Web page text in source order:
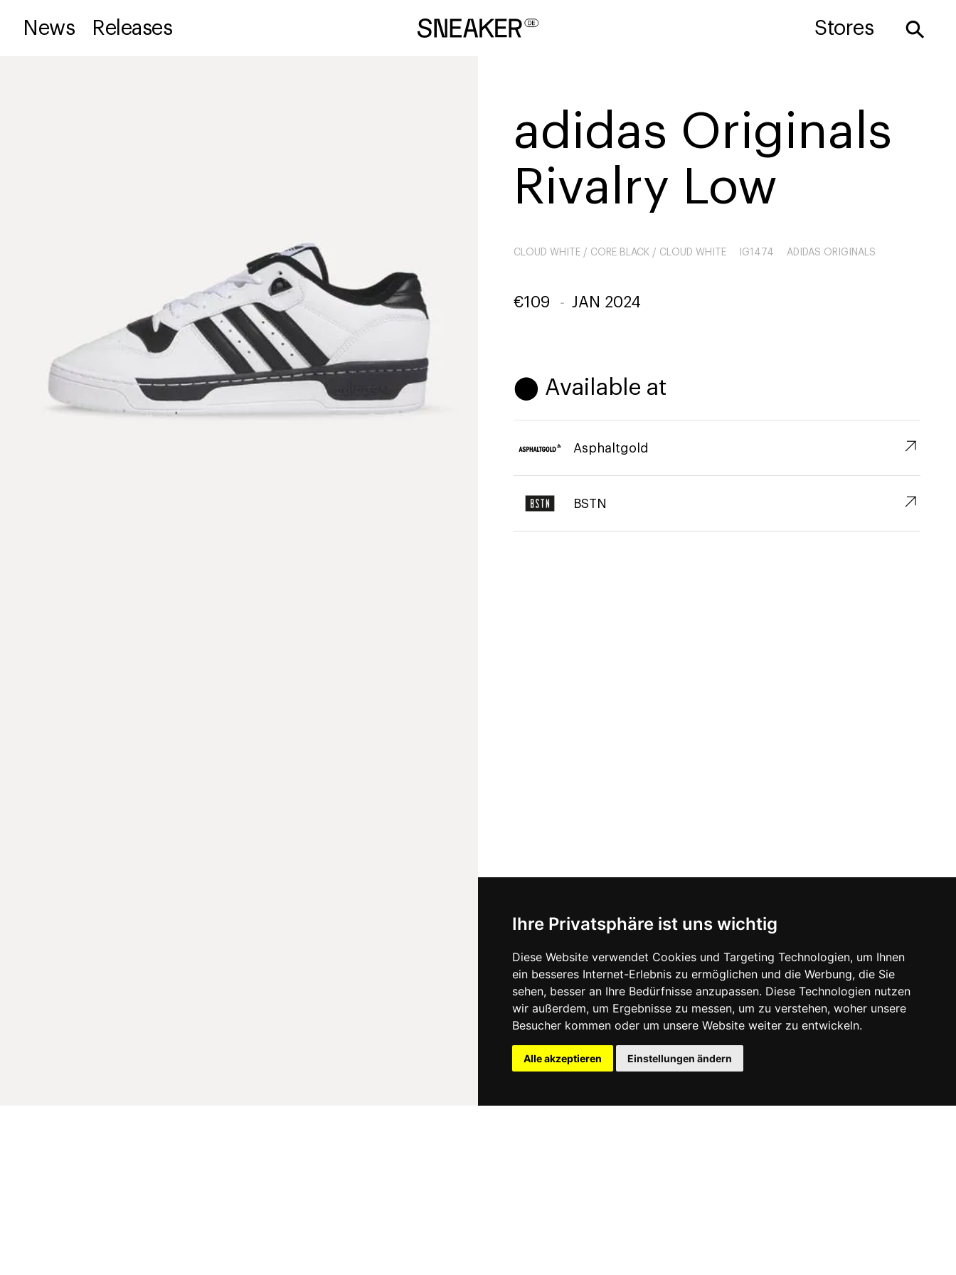
Ihre Privatsphäre ist uns wichtig
Diese Website verwendet Cookies und Targeting Technologien, um Ihnen
ein besseres Internet-Erlebnis zu ermöglichen und die Werbung, die Sie
sehen, besser an Ihre Bedürfnisse anzupassen. Diese Technologien nutzen
wir außerdem, um Ergebnisse zu messen, um zu verstehen, woher unsere
Besucher kommen oder um unsere Website weiter zu entwickeln.
Alle akzeptieren Einstellungen ändern
News Releases Stores ⚲
adidas Originals
Rivalry Low
CLOUD WHITE / CORE BLACK / CLOUD WHITE IG1474 ADIDAS ORIGINALS
€109 - JAN 2024
⬤ Available at
Asphaltgold ↗︎
BSTN ↗︎